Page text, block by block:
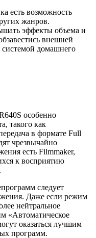
есть возможность
жанров.
эффекты объема и
внешней
домашнего
особенно
такого как
в формате Full
чрезвычайно
есть Filmmaker,
к восприятию
следует
Даже если режим
нейтральное
«Автоматическое
оказаться лучшим
программ.